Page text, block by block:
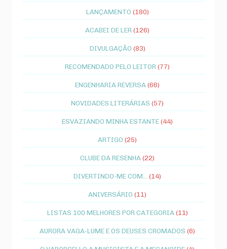
LANÇAMENTO (180)
ACABEI DE LER (126)
DIVULGAÇÃO (83)
RECOMENDADO PELO LEITOR (77)
ENGENHARIA REVERSA(66)
NOVIDADES LITERÁRIAS (57)
ESVAZIANDO MINHA ESTANTE(44)
ARTIGO (25)
CLUBE DA RESENHA(22)
DIVERTINDO-ME COM... (14)
ANIVERSÁRIO (11)
LISTAS 100 MELHORES POR CATEGORIA (11)
AURORA VAGA-LUME E OS DEUSES CROMADOS (6)